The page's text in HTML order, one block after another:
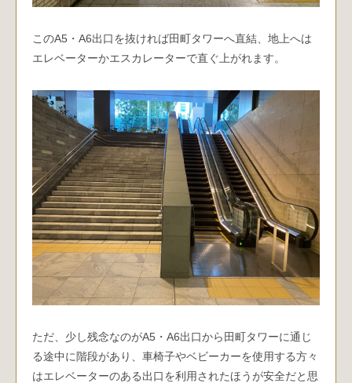
このA5・A6出口を抜ければ田町タワーへ直結、地上へは
エレベーターかエスカレーターで直ぐ上がれます。
ただ、少し残念なのがA5・A6出口から田町タワーに通じ
る途中に階段があり、車椅子やベビーカーを使用する方々
はエレベーターのある出口を利用されたほうが安全だと思